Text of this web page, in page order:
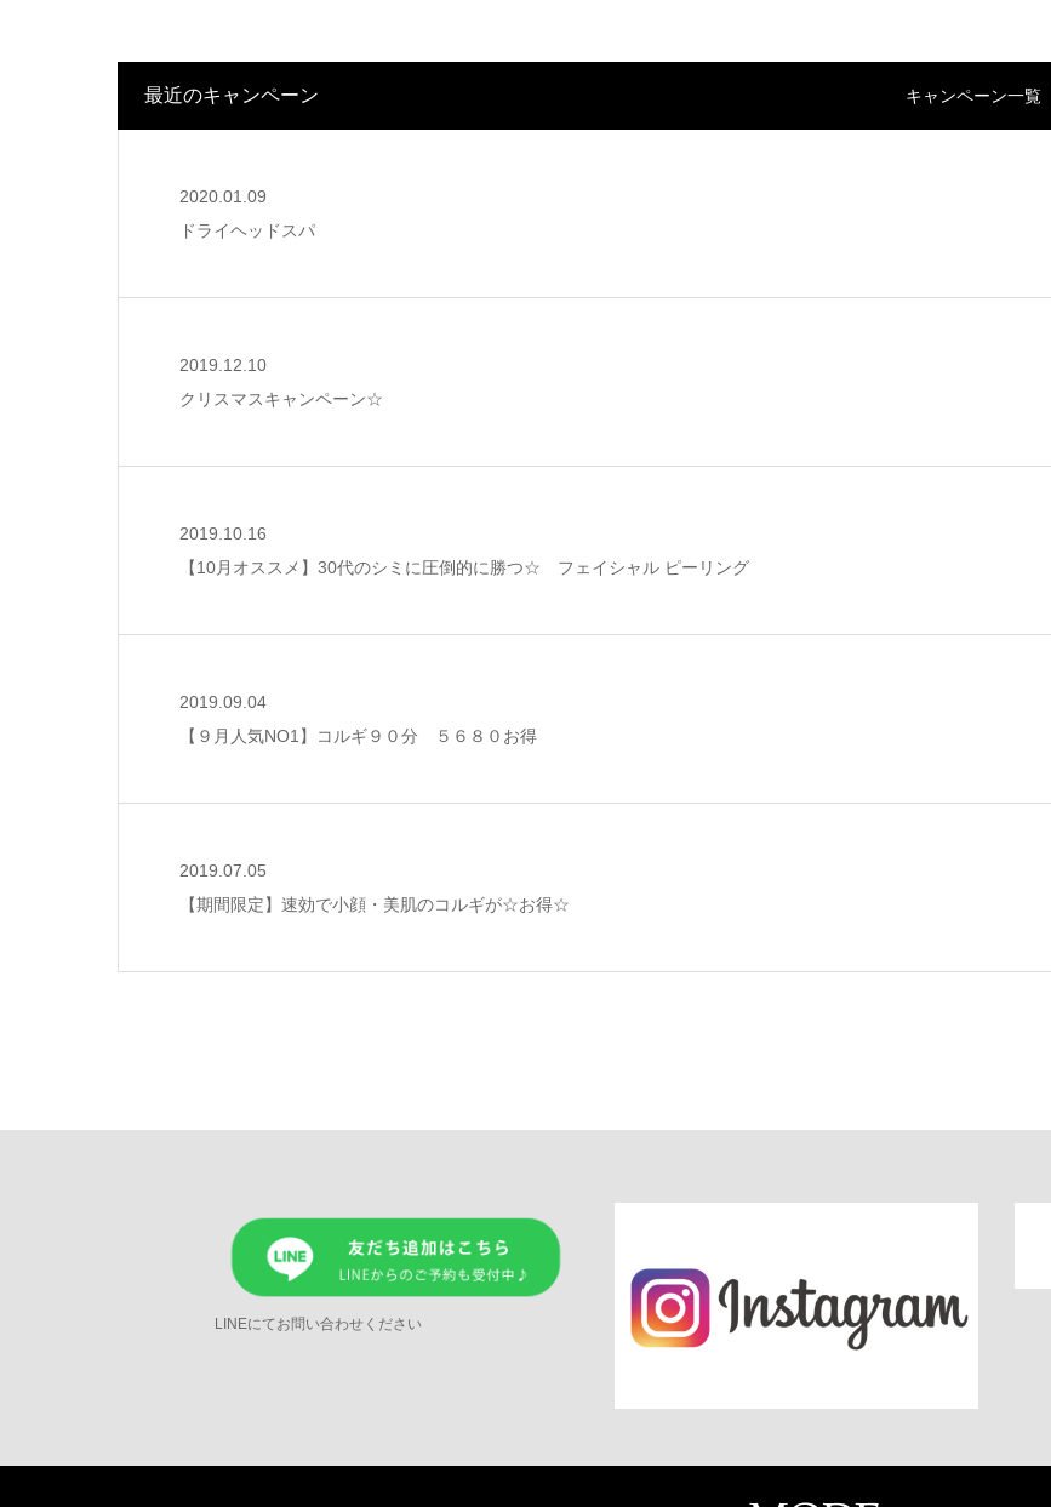
最近のキャンペーン キャンペーン一覧
2020.01.09
ドライヘッドスパ
2019.12.10
クリスマスキャンペーン☆
2019.10.16
【10月オススメ】30代のシミに圧倒的に勝つ☆ フェイシャル ピーリング
2019.09.04
【９月人気NO1】コルギ９０分 ５６８０お得
2019.07.05
【期間限定】速効で小顔・美肌のコルギが☆お得☆
LINEにてお問い合わせください